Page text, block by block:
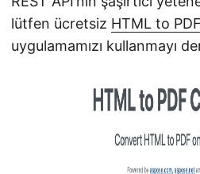
lütfen ücretsiz HTML to
uygulamamızı kullanmayı